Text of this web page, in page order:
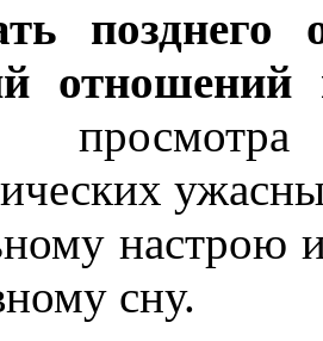
отношений
настрою
сну.